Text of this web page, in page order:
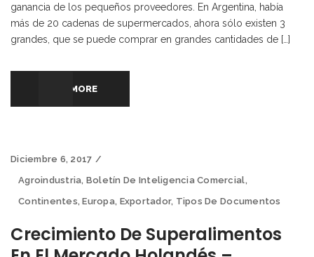
ganancia de los pequeños proveedores. En Argentina, había
más de 20 cadenas de supermercados, ahora sólo existen 3
grandes, que se puede comprar en grandes cantidades de […]
READ MORE
Diciembre 6, 2017
Agroindustria, Boletín De Inteligencia Comercial,
Continentes,Europa, Exportador, Tipos De Documentos
Crecimiento De Superalimentos